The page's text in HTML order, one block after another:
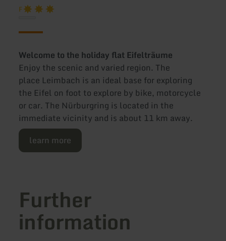
F
Welcome to the holiday flat Eifelträume
Enjoy the scenic and varied region. The
place Leimbach is an ideal base for exploring
the Eifel on foot to explore by bike, motorcycle
or car. The Nürburgring is located in the
immediate vicinity and is about 11 km away.
learn more
Further
information